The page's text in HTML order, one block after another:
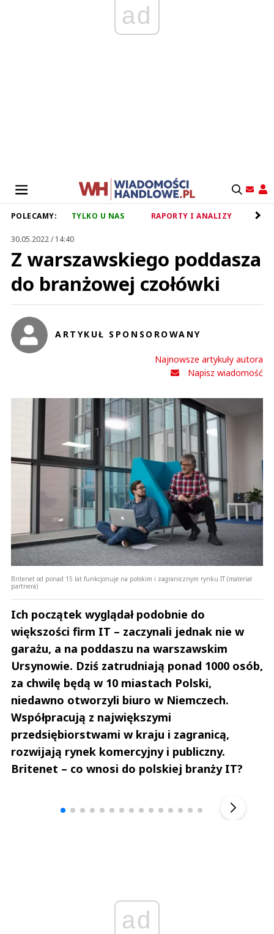
ad
POLECAMY: TYLKO U NAS RAPORTY I ANALIZY
30.05.2022 / 14:40
Z warszawskiego poddasza
do branżowej czołówki
ARTYKUŁ SPONSOROWANY
Najnowsze artykuły autora
Napisz wiadomość
Britenet od ponad 15 lat funkcjonuje na polskim i zagranicznym rynku IT (materiał
partnera)
Ich początek wyglądał podobnie do
większości firm IT – zaczynali jednak nie w
garażu, a na poddaszu na warszawskim
Ursynowie. Dziś zatrudniają ponad 1000 osób,
za chwilę będą w 10 miastach Polski,
niedawno otworzyli biuro w Niemczech.
Współpracują z największymi
przedsiębiorstwami w kraju i zagranicą,
rozwijają rynek komercyjny i publiczny.
Britenet – co wnosi do polskiej branży IT?
ad